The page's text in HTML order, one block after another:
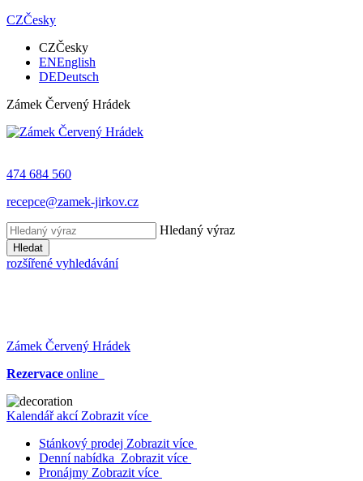
CZČesky
CZČesky
ENEnglish
DEDeutsch
Zámek Červený Hrádek
474 684 560
recepce@zamek-jirkov.cz
Hledaný výraz
Hledat
rozšířené vyhledávání
Zámek Červený Hrádek
Rezervace online
Kalendář akcí Zobrazit více
Stánkový prodej Zobrazit více
Denní nabídka Zobrazit více
Pronájmy Zobrazit více